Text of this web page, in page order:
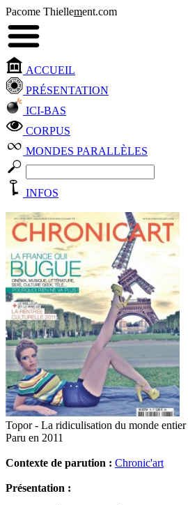
Pacome Thiellement.com
ACCUEIL
PRÉSENTATION
ICI-BAS
CORPUS
MONDES PARALLÈLES
INFOS
Topor - La ridiculisation du monde entier
Paru en 2011
Contexte de parution : Chronic'art
Présentation :